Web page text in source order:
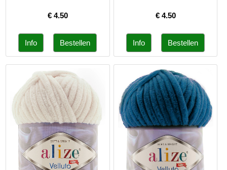
€ 4.50 € 4.50